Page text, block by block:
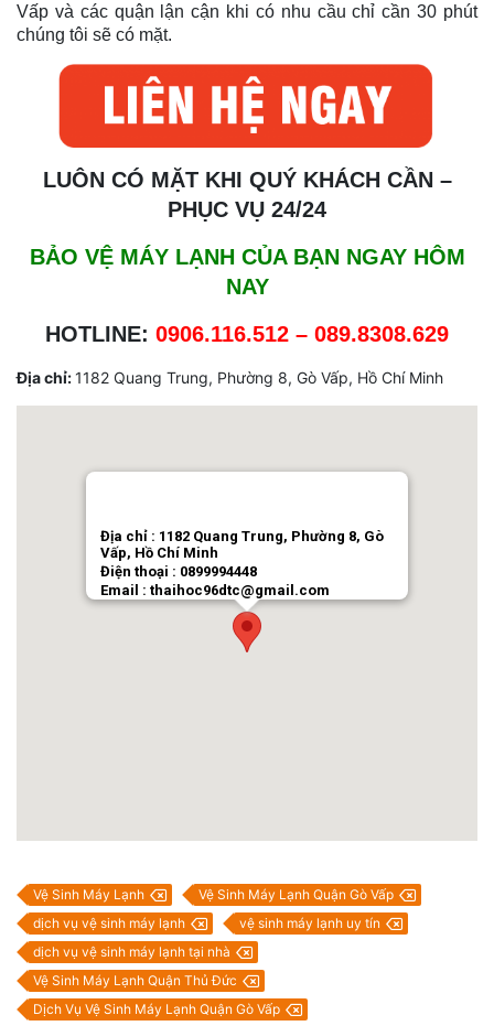
Vấp và các quận lận cận khi có nhu cầu chỉ cần 30 phút
chúng tôi sẽ có mặt.
LUÔN CÓ MẶT KHI QUÝ KHÁCH CẦN –
PHỤC VỤ 24/24
BẢO VỆ MÁY LẠNH CỦA BẠN NGAY HÔM
NAY
HOTLINE: 0906.116.512 – 089.8308.629
Địa chỉ:1182 Quang Trung, Phường 8, Gò Vấp, Hồ Chí Minh
Địa chỉ : 1182 Quang Trung, Phường 8, Gò
Vấp, Hồ Chí Minh
Điện thoại : 0899994448
Email : thaihoc96dtc@gmail.com
Vệ Sinh Máy Lạnh
Vệ Sinh Máy Lạnh Quận Gò Vấp
dịch vụ vệ sinh máy lạnh
vệ sinh máy lạnh uy tín
dịch vụ vệ sinh máy lạnh tại nhà
Vệ Sinh Máy Lạnh Quận Thủ Đức
Dịch Vụ Vệ Sinh Máy Lạnh Quận Gò Vấp